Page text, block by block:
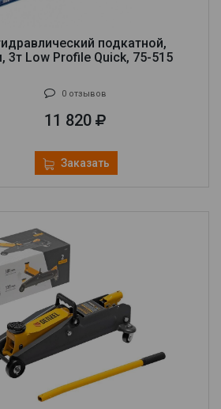
подкатной,
Low Profile Quick, 75-515
0 отзывов
11 820
Заказать